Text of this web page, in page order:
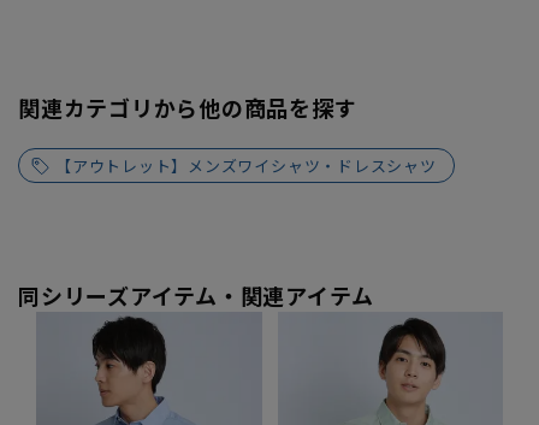
関連カテゴリから他の商品を探す
【アウトレット】メンズワイシャツ・ドレスシャツ
同シリーズアイテム・関連アイテム